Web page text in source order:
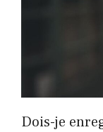
Dois-je